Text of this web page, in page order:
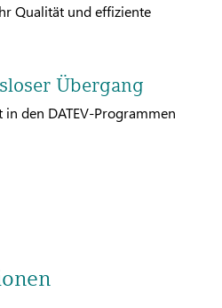
Qualität und effiziente
Übergang
den DATEV-Programmen